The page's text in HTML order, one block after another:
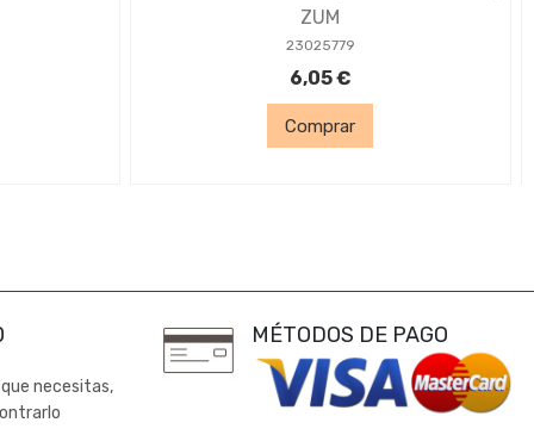
ZUM
23025779
6,05 €
Comprar
necesitas,
MÉTODOS DE PAGO